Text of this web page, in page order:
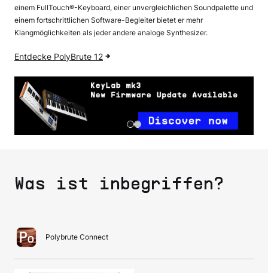
einem FullTouch®-Keyboard, einer unvergleichlichen Soundpalette und
einem fortschrittlichen Software-Begleiter bietet er mehr
Klangmöglichkeiten als jeder andere analoge Synthesizer.
Entdecke PolyBrute 12
Was ist inbegriffen?
Polybrute Connect